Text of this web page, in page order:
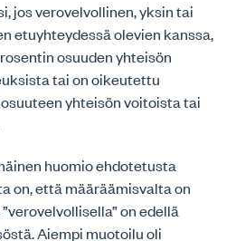
jos verovelvollinen, yksin tai
etuyhteydessä olevien kanssa,
osuuden yhteisön
tai on oikeutettu
yhteisön voitoista tai
huomio ehdotetusta
on, että määräämisvalta on
on edellä
Aiempi muotoilu oli